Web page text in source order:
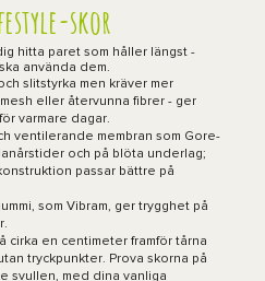
skor
hitta paret som håller längst -
använda dem.
slitstyrka men kräver mer
eller återvunna fibrer - ger
varmare dagar.
ventilerande membran som Gore-
och på blöta underlag;
passar bättre på
som Vibram, ger trygghet på
cirka en centimeter framför tårna
tryckpunkter. Prova skorna på
svullen, med dina vanliga